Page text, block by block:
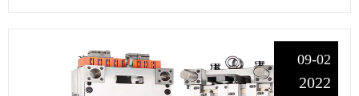
09-02
2022